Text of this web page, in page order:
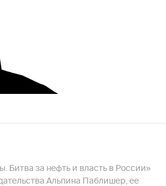
Битва за нефть и власть в России»
Альпина Паблишер, ее